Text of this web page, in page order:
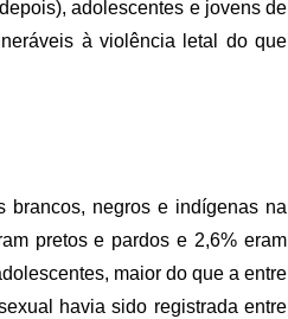
adolescentes e jovens de
à violência letal do que
brancos, negros e indígenas na
pretos e pardos e 2,6% eram
maior do que a entre
havia sido registrada entre